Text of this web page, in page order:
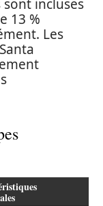
incluses
13 %
Les